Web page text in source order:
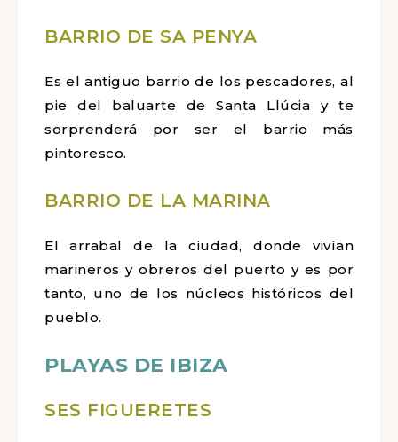
BARRIO DE SA PENYA
Es el antiguo barrio de los pescadores, al
pie del baluarte de Santa Llúcia y te
sorprenderá por ser el barrio más
pintoresco.
BARRIO DE LA MARINA
El arrabal de la ciudad, donde vivían
marineros y obreros del puerto y es por
tanto, uno de los núcleos históricos del
pueblo.
PLAYAS DE IBIZA
SES FIGUERETES